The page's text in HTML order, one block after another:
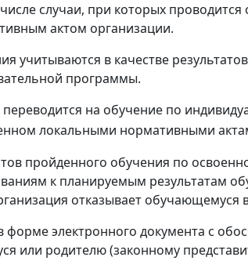
случаи, при которых
актом организации.
учитываются в качестве
программы.
на обучение по
локальными нормативными
пройденного обучения по
к планируемым результатам
отказывает обучающемуся
электронного документа с
или родителю (законному